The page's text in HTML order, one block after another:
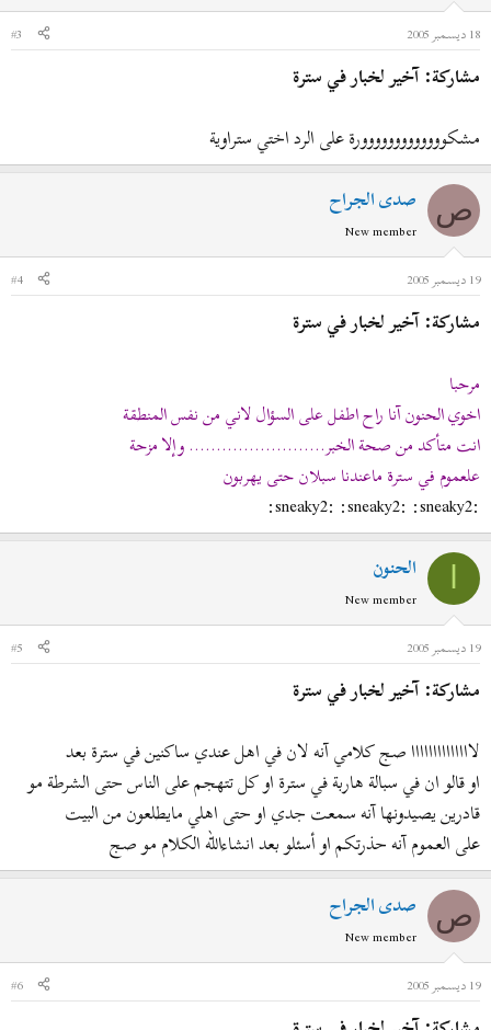
18 ديسمبر 2005
#3
مشاركة: آخير لخبار في سترة
مشكووووووووووووورة على الرد اختي ستراوية
ص صدى الجراح
New member
19 ديسمبر 2005
#4
مشاركة: آخير لخبار في سترة
مرحبا
اخوي الحنون آنا راح اطفل على السؤال لاني من نفس المنطقة
انت متأكد من صحة الخبر......................... وإلا مزحة
علعموم في سترة ماعندنا سبلان حتى يهربون
:sneaky2: :sneaky2: :sneaky2:
الحنون
New member
19 ديسمبر 2005
#5
مشاركة: آخير لخبار في سترة
لاااااااااااااا صج كلامي آنه لان في اهل عندي ساكنين في سترة بعد
او قالو ان في سبالة هاربة في سترة او كل تتهجم على الناس حتى الشرطة مو
قادرين يصيدونها آنه سمعت جدي او حتى اهلي مايطلعون من البيت
على العموم آنه حذرتكم او أسئلو بعد انشاءالله الكلام مو صج
ص صدى الجراح
New member
19 ديسمبر 2005
#6